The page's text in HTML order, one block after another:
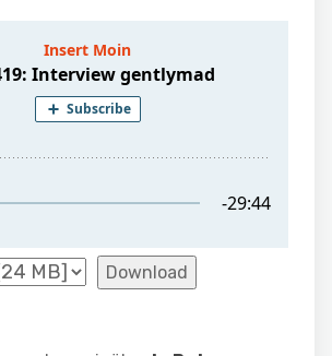
Download